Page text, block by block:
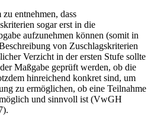
entnehmen, dass
sogar erst in die
aufzunehmen können (somit in
von Zuschlagskriterien
Verzicht in der ersten Stufe sollte
Maßgabe geprüft werden, ob die
hinreichend konkret sind, um
zu ermöglichen, ob eine Teilnahme
und sinnvoll ist (VwGH